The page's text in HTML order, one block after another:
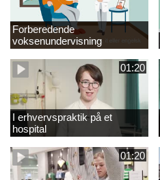
Forberedende
voksenundervisning
01:20
I erhvervspraktik på et
hospital
01:20